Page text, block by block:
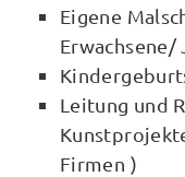
Eigene
Leitung und
Firmen )